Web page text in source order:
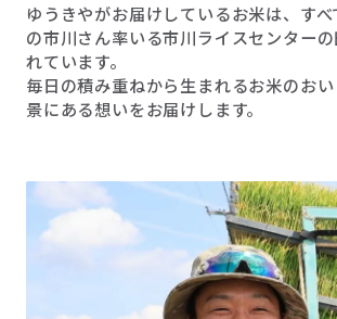
ゆうきやがお届けしているお米は、す
の市川さん率いる市川ライスセンター
れています。
毎日の積み重ねから生まれるお米のお
景にある想いをお届けします。